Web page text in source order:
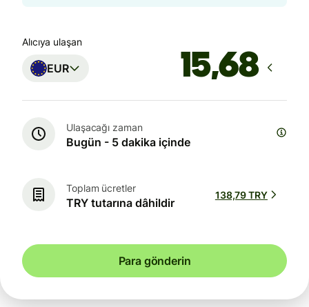
Alıcıya ulaşan
EUR
Ulaşacağı zaman
Bugün - 5 dakika içinde
Toplam ücretler
TRY tutarına dâhildir
138,79 TRY
Para gönderin